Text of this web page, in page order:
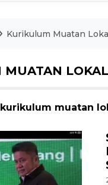
Kurikulum Muatan
LOKAL
muatan